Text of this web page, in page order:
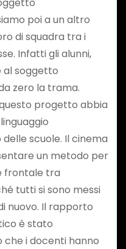
poi a un altro
di squadra tra i
Infatti gli alunni,
al soggetto
zero la trama.
progetto abbia
scuole. Il cinema
un metodo per
frontale tra
tutti si sono messi
nuovo. Il rapporto
è stato
che i docenti hanno